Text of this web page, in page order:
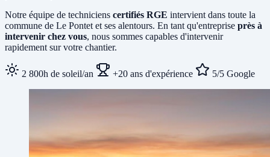
Notre équipe de techniciens certifiés RGE intervient dans toute la
commune de Le Pontet et ses alentours. En tant qu'entreprise près à
intervenir chez vous, nous sommes capables d'intervenir
rapidement sur votre chantier.
2 800h de soleil/an +20 ans d'expérience 5/5 Google